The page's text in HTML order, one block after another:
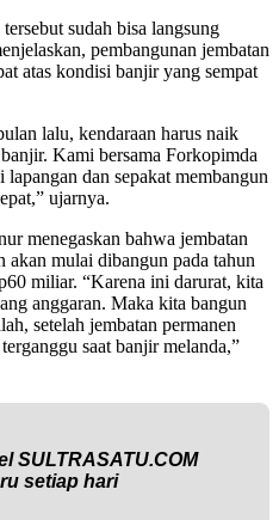
sudah bisa langsung
pembangunan jembatan
atas kondisi banjir yang sempat
lalu, kendaraan harus naik
Kami bersama Forkopimda
dan sepakat membangun
ujarnya.
menegaskan bahwa jembatan
akan mulai dibangun pada tahun
miliar. “Karena ini darurat, kita
anggaran. Maka kita bangun
setelah jembatan permanen
saat banjir melanda,”
SULTRASATU.COM
setiap hari